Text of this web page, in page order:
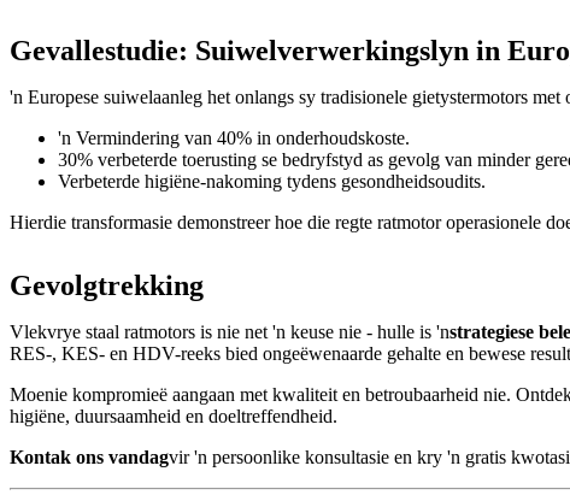
Gevallestudie: Suiwelverwerkingslyn in
'n Europese suiwelaanleg het onlangs sy tradisionele gietystermotors met
'n Vermindering van 40% in onderhoudskoste.
30% verbeterde toerusting se bedryfstyd as gevolg van minder
Verbeterde higiëne-nakoming tydens gesondheidsoudits.
Hierdie transformasie demonstreer hoe die regte ratmotor operasionele
Gevolgtrekking
Vlekvrye staal ratmotors is nie net 'n keuse nie - hulle is 'nstrategiese
RES-, KES- en HDV-reeks bied ongeëwenaarde gehalte en bewese
Moenie kompromieë aangaan met kwaliteit en betroubaarheid nie.
higiëne, duursaamheid en doeltreffendheid.
Kontak ons ​​vandagvir 'n persoonlike konsultasie en kry 'n gratis